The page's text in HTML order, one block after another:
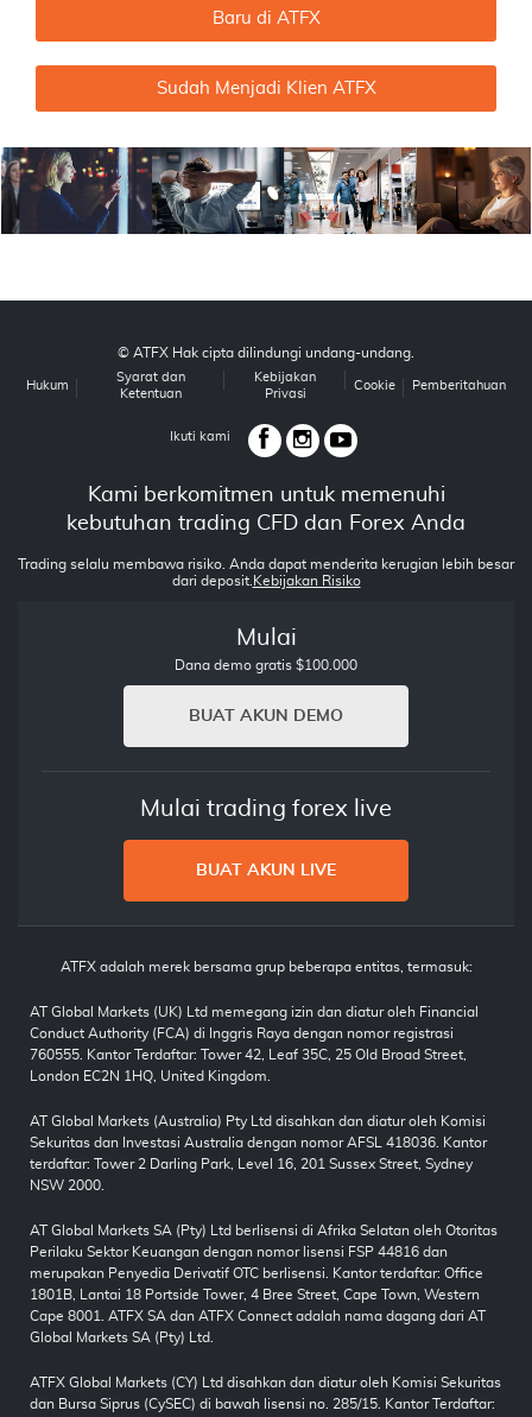
Baru di ATFX
Sudah Menjadi Klien ATFX
© ATFX Hak cipta dilindungi undang-undang.
Hukum
Syarat dan
Ketentuan
Kebijakan
Privasi
Cookie Pemberitahuan
Ikuti kami
Kami berkomitmen untuk memenuhi
kebutuhan trading CFD dan Forex Anda
Trading selalu membawa risiko. Anda dapat menderita kerugian lebih besar
dari deposit. Kebijakan Risiko
Mulai
Dana demo gratis $100.000
BUAT AKUN DEMO
Mulai trading forex live
BUAT AKUN LIVE
ATFX adalah merek bersama grup beberapa entitas, termasuk:
AT Global Markets (UK) Ltd memegang izin dan diatur oleh Financial
Conduct Authority (FCA) di Inggris Raya dengan nomor registrasi
760555. Kantor Terdaftar: Tower 42, Leaf 35C, 25 Old Broad Street,
London EC2N 1HQ, United Kingdom.
AT Global Markets (Australia) Pty Ltd disahkan dan diatur oleh Komisi
Sekuritas dan Investasi Australia dengan nomor AFSL 418036. Kantor
terdaftar: Tower 2 Darling Park, Level 16, 201 Sussex Street, Sydney
NSW 2000.
AT Global Markets SA (Pty) Ltd berlisensi di Afrika Selatan oleh Otoritas
Perilaku Sektor Keuangan dengan nomor lisensi FSP 44816 dan
merupakan Penyedia Derivatif OTC berlisensi. Kantor terdaftar: Office
1801B, Lantai 18 Portside Tower, 4 Bree Street, Cape Town, Western
Cape 8001. ATFX SA dan ATFX Connect adalah nama dagang dari AT
Global Markets SA (Pty) Ltd.
ATFX Global Markets (CY) Ltd disahkan dan diatur oleh Komisi Sekuritas
dan Bursa Siprus (CySEC) di bawah lisensi no. 285/15. Kantor Terdaftar: